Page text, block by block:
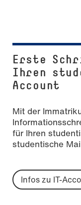
Erste
Ihren
Account
Mit der
für Ihren
studentische
Infos zu IT-